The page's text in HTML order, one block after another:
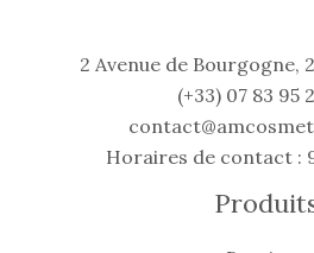
2 Avenue de Bourgogne,
(+33) 07 83 95
Horaires de contact :